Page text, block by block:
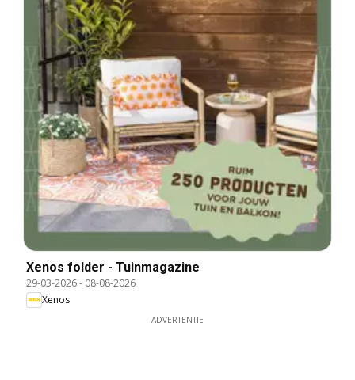
Xenos folder - Tuinmagazine
29-03-2026- 08-08-2026
Xenos
ADVERTENTIE